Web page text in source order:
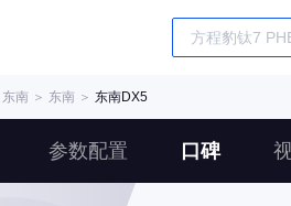
东南 ＞ 东南 ＞ 东南DX5
参数配置 口碑